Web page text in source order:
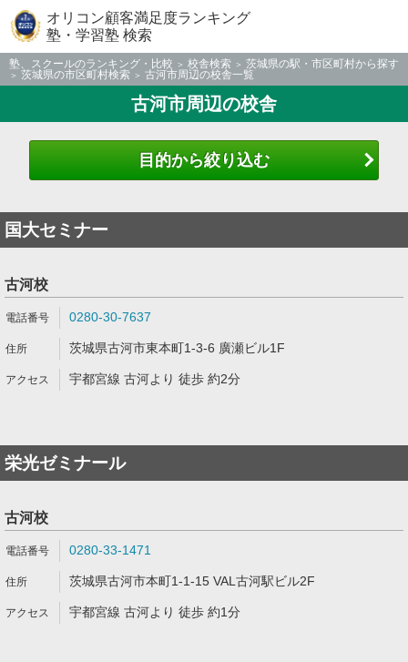
オリコン顧客満足度ランキング
塾・学習塾 検索
塾、スクールのランキング・比較 校舎検索
茨城県の駅・市区町村から探す
茨城県の市区町村検索
古河市周辺の校舎一覧
古河市周辺の校舎
目的から絞り込む
国大セミナー
古河校
0280-30-7637
茨城県古河市東本町1-3-6 廣瀬ビル1F
宇都宮線 古河より 徒歩 約2分
栄光ゼミナール
古河校
0280-33-1471
茨城県古河市本町1-1-15 VAL古河駅ビル2F
宇都宮線 古河より 徒歩 約1分